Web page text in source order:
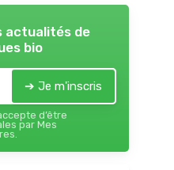
actualités de
bio
➔ Je m'inscris
d’être
par Mes